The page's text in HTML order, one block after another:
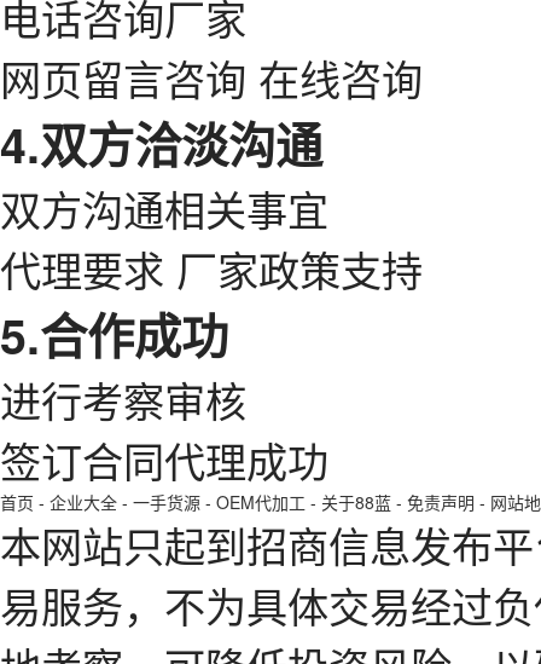
电话咨询厂家
网页留言咨询 在线咨询
4.双方洽淡沟通
双方沟通相关事宜
代理要求 厂家政策支持
5.合作成功
进行考察审核
签订合同代理成功
首页 - 企业大全 - 一手货源 - OEM代加工 - 关于88蓝 - 免责声明 - 网站
本网站只起到招商信息发布
易服务，不为具体交易经过